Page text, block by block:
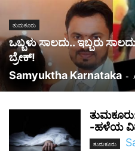
ತುಮಕೂರು
ಒಬ್ಬಳು ಸಾಲದು.. ಇಬ್ಬರು
ಬ್ರೇಕ್!
Samyuktha Karnataka -
-ಹಳೆಯ
ತುಮಕೂರು